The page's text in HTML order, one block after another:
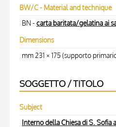
BW/C - Material and technique
BN - carta baritata/gelatina ai
Dimensions
mm 231 × 175 (supporto
SOGGETTO / TITOLO
Subject
Interno della Chiesa di S. Sofia